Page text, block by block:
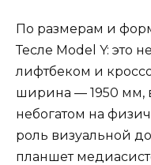
По размерам и
Тесле Model Y: это
лифтбеком и
ширина — 1950 мм,
небогатом на
роль визуальной
планшет